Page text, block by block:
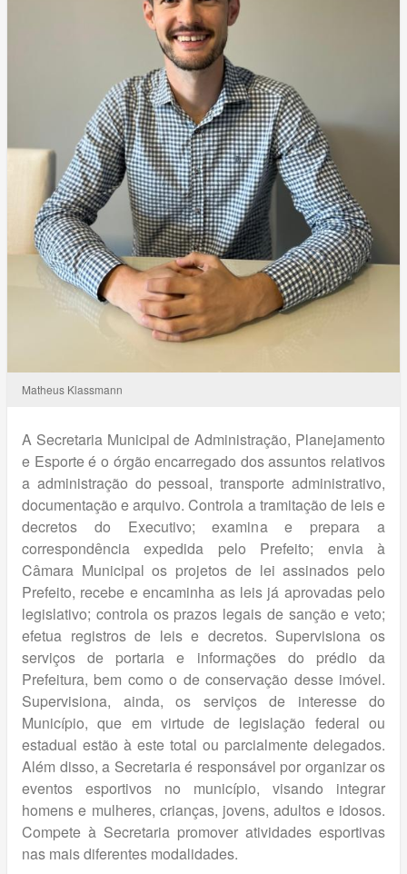
Matheus Klassmann
A Secretaria Municipal de Administração, Planejamento
e Esporte é o órgão encarregado dos assuntos relativos
a administração do pessoal, transporte administrativo,
documentação e arquivo. Controla a tramitação de leis e
decretos do Executivo; examina e prepara a
correspondência expedida pelo Prefeito; envia à
Câmara Municipal os projetos de lei assinados pelo
Prefeito, recebe e encaminha as leis já aprovadas pelo
legislativo; controla os prazos legais de sanção e veto;
efetua registros de leis e decretos. Supervisiona os
serviços de portaria e informações do prédio da
Prefeitura, bem como o de conservação desse imóvel.
Supervisiona, ainda, os serviços de interesse do
Município, que em virtude de legislação federal ou
estadual estão à este total ou parcialmente delegados.
Além disso, a Secretaria é responsável por organizar os
eventos esportivos no município, visando integrar
homens e mulheres, crianças, jovens, adultos e idosos.
Compete à Secretaria promover atividades esportivas
nas mais diferentes modalidades.